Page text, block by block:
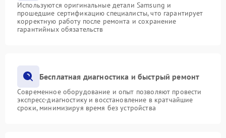
Используются оригинальные детали Samsung и
прошедшие сертификацию специалисты, что гарантирует
корректную работу после ремонта и сохранение
гарантийных обязательств
Бесплатная диагностика и быстрый ремонт
Современное оборудование и опыт позволяют провести
экспресс-диагностику и восстановление в кратчайшие
сроки, минимизируя время без устройства